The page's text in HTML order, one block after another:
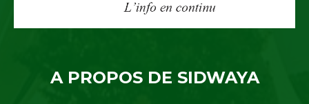
A PROPOS DE SIDWAYA